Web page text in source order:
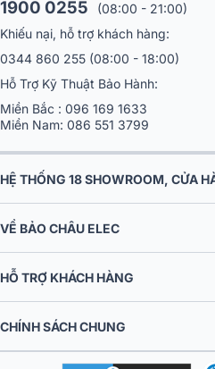
Bạn có thể nhanh chóng và dễ
khiển, giám sát trạng thái bộ
đồng thời có chức năng khóa
toàn, xuất thông tin như thiết bị
yêu thích của những người yêu
1900 0255
(08:00 - 21:00)
Khiếu nại, hỗ trợ khách hàng:
0344 860 255 (08:00 - 18:00)
Hỗ Trợ Kỹ Thuật Bảo Hành:
Miền Bắc : 096 169 1633
Miền Nam: 086 551 3799
HỆ THỐNG 18 SHOWROOM, CỬA
VỀ BẢO CHÂU ELEC
HỖ TRỢ KHÁCH HÀNG
CHÍNH SÁCH CHUNG